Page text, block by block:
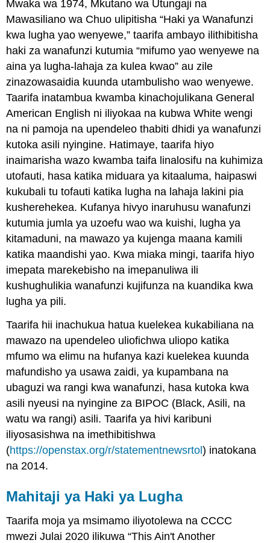
Mwaka wa 1974, Mkutano wa Utungaji na
Mawasiliano wa Chuo ulipitisha “Haki ya Wanafunzi
kwa lugha yao wenyewe,” taarifa ambayo ilithibitisha
haki za wanafunzi kutumia “mifumo yao wenyewe na
aina ya lugha-lahaja za kulea kwao” au zile
zinazowasaidia kuunda utambulisho wao wenyewe.
Taarifa inatambua kwamba kinachojulikana General
American English ni iliyokaa na kubwa White wengi
na ni pamoja na upendeleo thabiti dhidi ya wanafunzi
kutoka asili nyingine. Hatimaye, taarifa hiyo
inaimarisha wazo kwamba taifa linalosifu na kuhimiza
utofauti, hasa katika miduara ya kitaaluma, haipaswi
kukubali tu tofauti katika lugha na lahaja lakini pia
kusherehekea. Kufanya hivyo inaruhusu wanafunzi
kutumia jumla ya uzoefu wao wa kuishi, lugha ya
kitamaduni, na mawazo ya kujenga maana kamili
katika maandishi yao. Kwa miaka mingi, taarifa hiyo
imepata marekebisho na imepanuliwa ili
kushughulikia wanafunzi kujifunza na kuandika kwa
lugha ya pili.
Taarifa hii inachukua hatua kuelekea kukabiliana na
mawazo na upendeleo uliofichwa uliopo katika
mfumo wa elimu na hufanya kazi kuelekea kuunda
mafundisho ya usawa zaidi, ya kupambana na
ubaguzi wa rangi kwa wanafunzi, hasa kutoka kwa
asili nyeusi na nyingine za BIPOC (Black, Asili, na
watu wa rangi) asili. Taarifa ya hivi karibuni
iliyosasishwa na imethibitishwa
(https://openstax.org/r/statementnewsrtol) inatokana
na 2014.
Mahitaji ya Haki ya Lugha
Taarifa moja ya msimamo iliyotolewa na CCCC
mwezi Julai 2020 ilikuwa “This Ain't Another